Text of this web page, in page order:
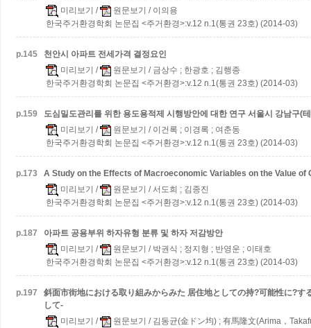
미리보기 / 원문보기 / 이의용
한국주거환경학회 논문집 <주거환경>:v.12 n.1(통권 23호) (2014-03)
p.145
천안시 아파트 전세가격 결정요인
미리보기 / 원문보기 / 금상수 ; 한광호 ; 김행종
한국주거환경학회 논문집 <주거환경>:v.12 n.1(통권 23호) (2014-03)
p.159 도심밀도관리를 위한 용도용적제 시행방안에 대한 연구 서울시 강남구(
미리보기 / 원문보기 / 이건록 ; 이경록 ; 여춘동
한국주거환경학회 논문집 <주거환경>:v.12 n.1(통권 23호) (2014-03)
p.173
A Study on the Effects of Macroeconomic Variables on the Value of
미리보기 / 원문보기 / 서도희 ; 김종진
한국주거환경학회 논문집 <주거환경>:v.12 n.1(통권 23호) (2014-03)
p.187
아파트 공용부위 하자유형 분류 및 하자 저감방안
미리보기 / 원문보기 / 박권식 ; 정지형 ; 반영운 ; 이태호
한국주거환경학회 논문집 <주거환경>:v.12 n.1(통권 23호) (2014-03)
p.197
斜面市街地における取り組みからみた 居住地としての持?可能性に?す
して-
미리보기 / 원문보기 / 김동균(金ドン均) ; 有馬隆文(Arima，